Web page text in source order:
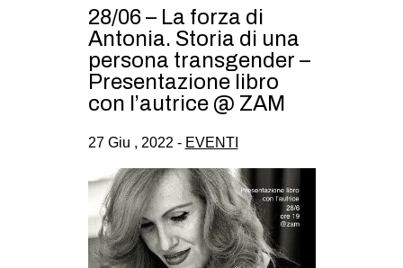
ABOUT
AREA
DEGENERAZIONE
GAZA FREESTYLE
CSOA LAMBRETTA
MSM
STUDENTI TSUNAMI
ZAM
28/06 – La forza di
Antonia. Storia di una
persona transgender –
Presentazione libro
con l’autrice @ ZAM
27 Giu , 2022 - EVENTI